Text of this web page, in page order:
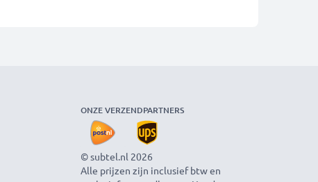
ONZE VERZENDPARTNERS
© subtel.nl 2026
Alle prijzen zijn inclusief btw en